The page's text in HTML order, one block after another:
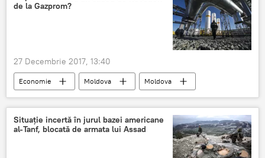
de la Gazprom?
27 Decembrie 2017, 13:40
Economie Moldova
Moldova
Igor Dodon
Gazprom
reducere
cerere
Rusia
gaz natural
Prețuri
Situație incertă în jurul bazei americane
al-Tanf, blocată de armata lui Assad